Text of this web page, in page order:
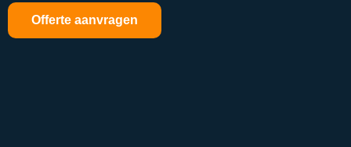
Offerte aanvragen